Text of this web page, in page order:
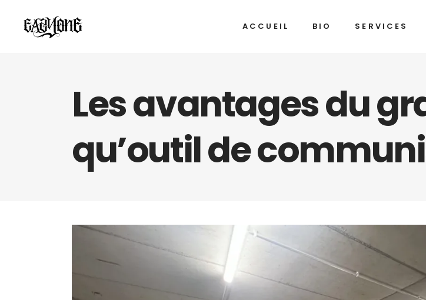
ACCUEIL BIO SERVICES
Les avantages du
qu’outil de